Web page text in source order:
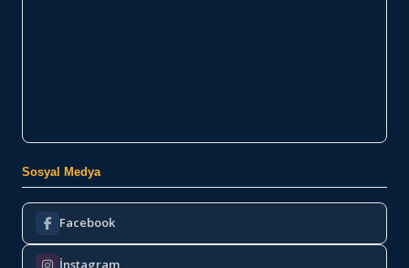
Sosyal Medya
Facebook
İnstagram